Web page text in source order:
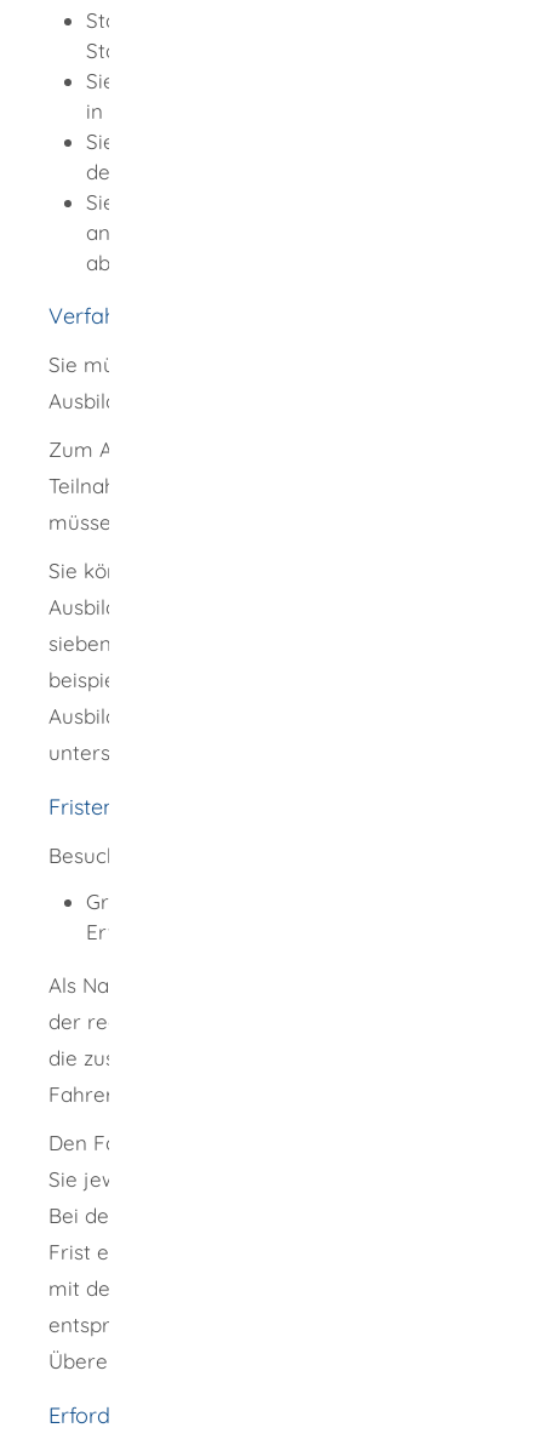
Staatsangehörigkeit eines EU-/EWR-
Staates oder
Sie sind bei einem Unternehmen mit Sitz
in einem EU-/EWR-Staat beschäftigt.
Sie haben eine gültige Fahrerlaubnis in
den entsprechenden Klassen.
Sie haben eine Weiterbildung bei einer
anerkannten Ausbildungsstätte
abgeschlossen.
Verfahrensablauf
Sie müssen einen Kurs bei einer anerkannten
Ausbildungsstätte besuchen.
Zum Abschluss erhalten Sie eine
Teilnahmebescheinigung.
müssen Sie nicht ablegen.
Sie können eine Weiterbildung in bis zu fünf
Ausbildungseinheiten von jeweils mindestens
sieben Stunden aufteilen. So können Sie
beispielsweise jährlich eine
Ausbildungseinheit absolvieren - auch bei
unterschiedlichen Ausbildungsstätten.
Fristen
Besuch der ersten Weiterbildung:
Grundqualifikation: fünf Jahre nach
Erwerb der Grundqualifikation
Als Nachweis der Grundqualifikation sowie
der regelmäßigen Weiterbildung stellt Ihnen
die zuständige Führerscheinstelle den
Fahrerqualifizierungsnachweis aus.
Den Fahrerqualifizierungsnachweis erhalten
Sie jeweils auf fünf Jahre befristet.
Bei der ersten Eintragung kann eine andere
Frist eingetragen werden. Dadurch kann sie
mit der fünfjährigen Befristung der
entsprechenden Fahrerlaubnis in
Übereinstimmung gebracht werden.
Erforderliche Unterlagen